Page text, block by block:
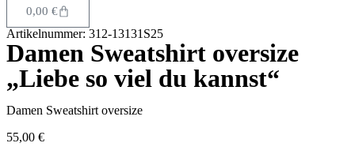
0,00 €
Artikelnummer: 312-13131S25
Damen Sweatshirt oversize
„Liebe so viel du kannst“
Damen Sweatshirt oversize
55,00 €